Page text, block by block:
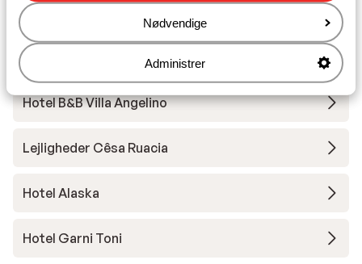
Nødvendige
Administrer
Vitalhotel Dosses
Hotel Diamant Spa Resort
Hotel B&B Villa Angelino
Lejligheder Cêsa Ruacia
Hotel Alaska
Hotel Garni Toni